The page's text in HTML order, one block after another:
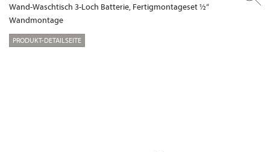
Wand-Waschtisch 3-Loch Batterie, Fertigmontageset ½“
Wandmontage
PRODUKT-DETAILSEITE